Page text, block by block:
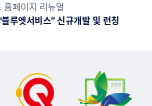
페이지 리뉴얼
블루엣서비스” 신규개발 및 런칭